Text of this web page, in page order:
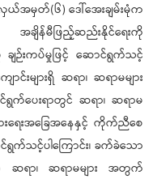
အမှတ်(၆) ဒေါ်အေးချမ်းမုံက
ျိန်မီဖြည့်ဆည်းနိုင်ရေးကို
ဉ်းကပ်မှုဖြင့် ဆောင်ရွက်သင့်
င်းများရှိ ဆရာ၊ ဆရာမများ
က်ပေးရာတွင် ဆရာ၊ ဆရာမ
းရေးအခြေအနေနှင့် ကိုက်ညီစေ
က်သင့်ပါကြောင်း၊ ခက်ခဲသော
ဆရာ၊ ဆရာမများ အတွက်